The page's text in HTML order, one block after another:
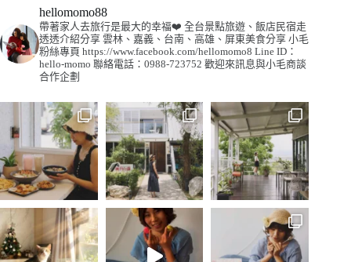
hellomomo88
帶著家人去旅行是最大的幸福❤️ 全台景點旅遊、飯店民宿走
透透介紹分享 雲林、嘉義、台南、高雄、屏東美食分享 小毛
粉絲專頁 https://www.facebook.com/hellomomo8 Line ID：
hello-momo 聯絡電話：0988-723752 歡迎來訊息與小毛商談
合作企劃